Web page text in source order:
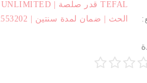
الحث | ضمان لمدة سنتين | G2553202